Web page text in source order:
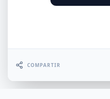
COMPARTIR